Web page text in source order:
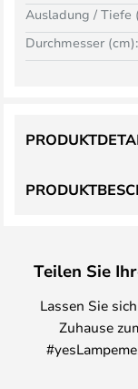
Ausladung / Tiefe
Durchmesser (cm):
Teilen Sie
Lassen Sie
Zuhause